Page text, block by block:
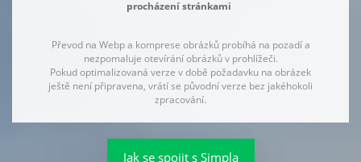
procházení stránkami
Převod na Webp a komprese obrázků probíhá na pozadí a
nezpomaluje otevírání obrázků v prohlížeči.
Pokud optimalizovaná verze v době požadavku na obrázek
ještě není připravena, vrátí se původní verze bez jakéhokoli
zpracování.
Jak se spojit s Simpla